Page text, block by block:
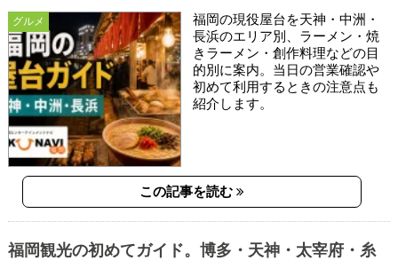
グルメ
福岡の現役屋台を天神・中洲・
長浜のエリア別、ラーメン・焼
きラーメン・創作料理などの目
的別に案内。当日の営業確認や
初めて利用するときの注意点も
紹介します。
この記事を読む
福岡観光の初めてガイド。博多・天神・太宰府・糸